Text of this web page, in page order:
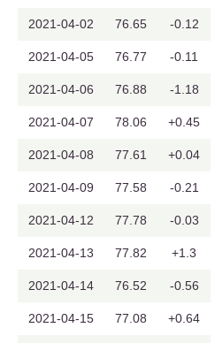
2021-04-02 76.65 -0.12
2021-04-05 76.77 -0.11
2021-04-06 76.88 -1.18
2021-04-07 78.06 +0.45
2021-04-08 77.61 +0.04
2021-04-09 77.58 -0.21
2021-04-12 77.78 -0.03
2021-04-13 77.82 +1.3
2021-04-14 76.52 -0.56
2021-04-15 77.08 +0.64